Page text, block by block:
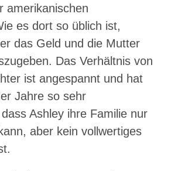
amerikanischen
es dort so üblich ist,
das Geld und die Mutter
Das Verhältnis von
ist angespannt und hat
Jahre so sehr
Ashley ihre Familie nur
aber kein vollwertiges